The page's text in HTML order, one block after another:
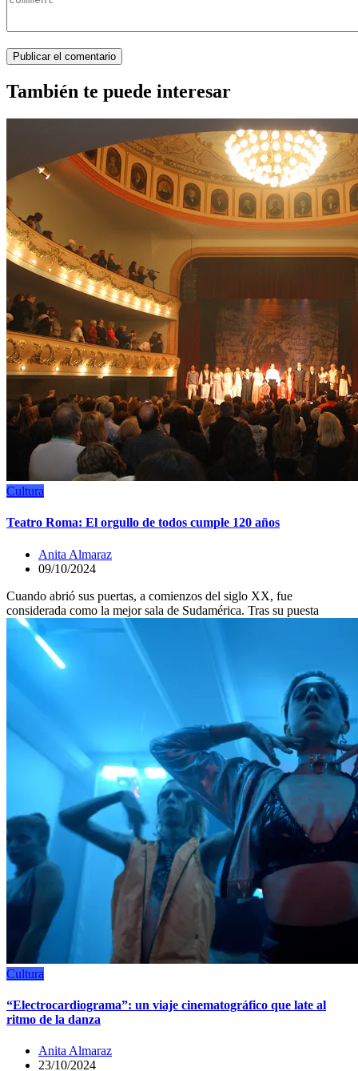
También te puede interesar
Cultura
Teatro Roma: El orgullo de todos cumple 120 años
Anita Almaraz
09/10/2024
Cuando abrió sus puertas, a comienzos del siglo XX, fue
considerada como la mejor sala de Sudamérica. Tras su puesta
Cultura
“Electrocardiograma”: un viaje cinematográfico que late al
ritmo de la danza
Anita Almaraz
23/10/2024